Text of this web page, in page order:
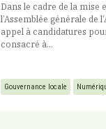
Dans le cadre de la
l’Assemblée générale de
appel à candidatures
consacré à...
Gouvernance locale